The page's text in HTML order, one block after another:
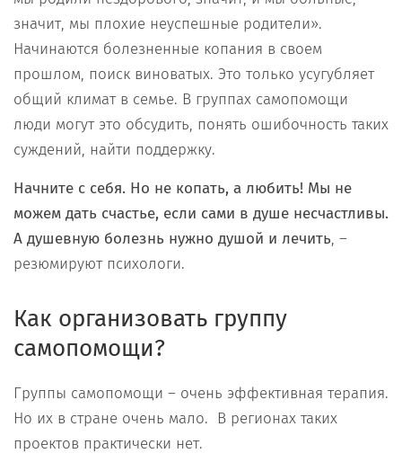
значит, мы плохие неуспешные родители».
Начинаются болезненные копания в своем
прошлом, поиск виноватых. Это только усугубляет
общий климат в семье. В группах самопомощи
люди могут это обсудить, понять ошибочность таких
суждений, найти поддержку.
Начните с себя. Но не копать, а любить! Мы не
можем дать счастье, если сами в душе несчастливы.
А душевную болезнь нужно душой и лечить, –
резюмируют психологи.
Как организовать группу
самопомощи?
Группы самопомощи – очень эффективная терапия.
Но их в стране очень мало. В регионах таких
проектов практически нет.